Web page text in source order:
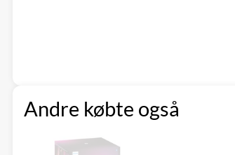
Andre købte også